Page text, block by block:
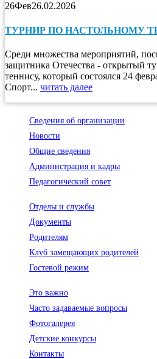
26Фев26.02.2026
ТУРНИР ПО НАСТОЛЬНОМУ
Среди множества мероприятий,
защитника Отечества - открытый
теннису, который состоялся 24
Спорт... читать далее
Сведения об организации
Новости
Общие сведения
Администрация и кадры
Педагогический совет
Отделы и службы
Документы
Родителям
Клуб замещающих родителей
Гостевой режим
Это важно
Часто задаваемые вопросы
Фотогалерея
Детские конкурсы
Контакты